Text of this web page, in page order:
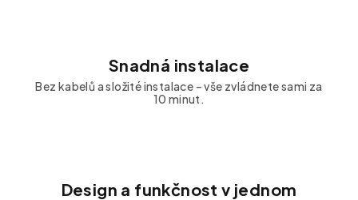
Snadná instalace
Bez kabelů a složité instalace – vše zvládnete sami za
10 minut.
Design a funkčnost v jednom